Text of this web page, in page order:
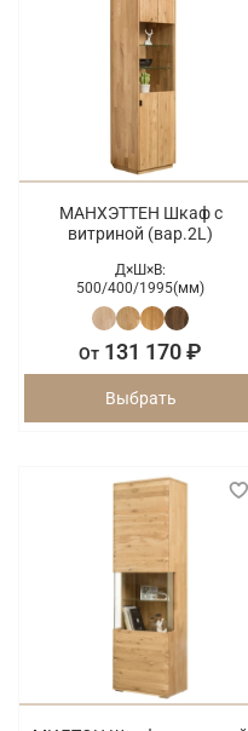
МАНХЭТТЕН Шкаф с
витриной (вар.2L)
Д×Ш×В:
500/400/1995(мм)
От 131 170 ₽
Выбрать